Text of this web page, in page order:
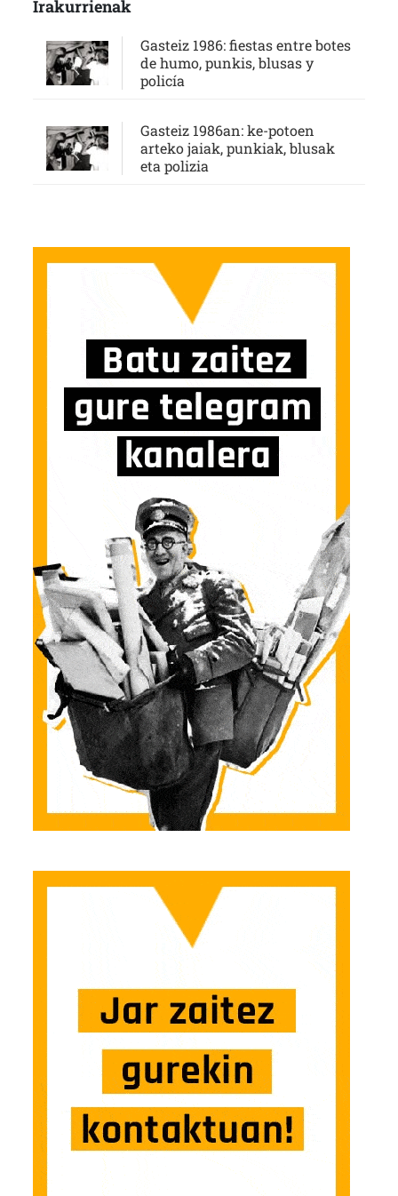
Irakurrienak
Gasteiz 1986: fiestas entre botes
de humo, punkis, blusas y
policía
Gasteiz 1986an: ke-potoen
arteko jaiak, punkiak, blusak
eta polizia